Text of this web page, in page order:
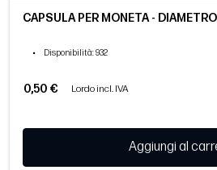
CAPSULA PER MONETA -
• Disponibilità: 932
0,50 € Lordo incl. IVA
Aggiungi al